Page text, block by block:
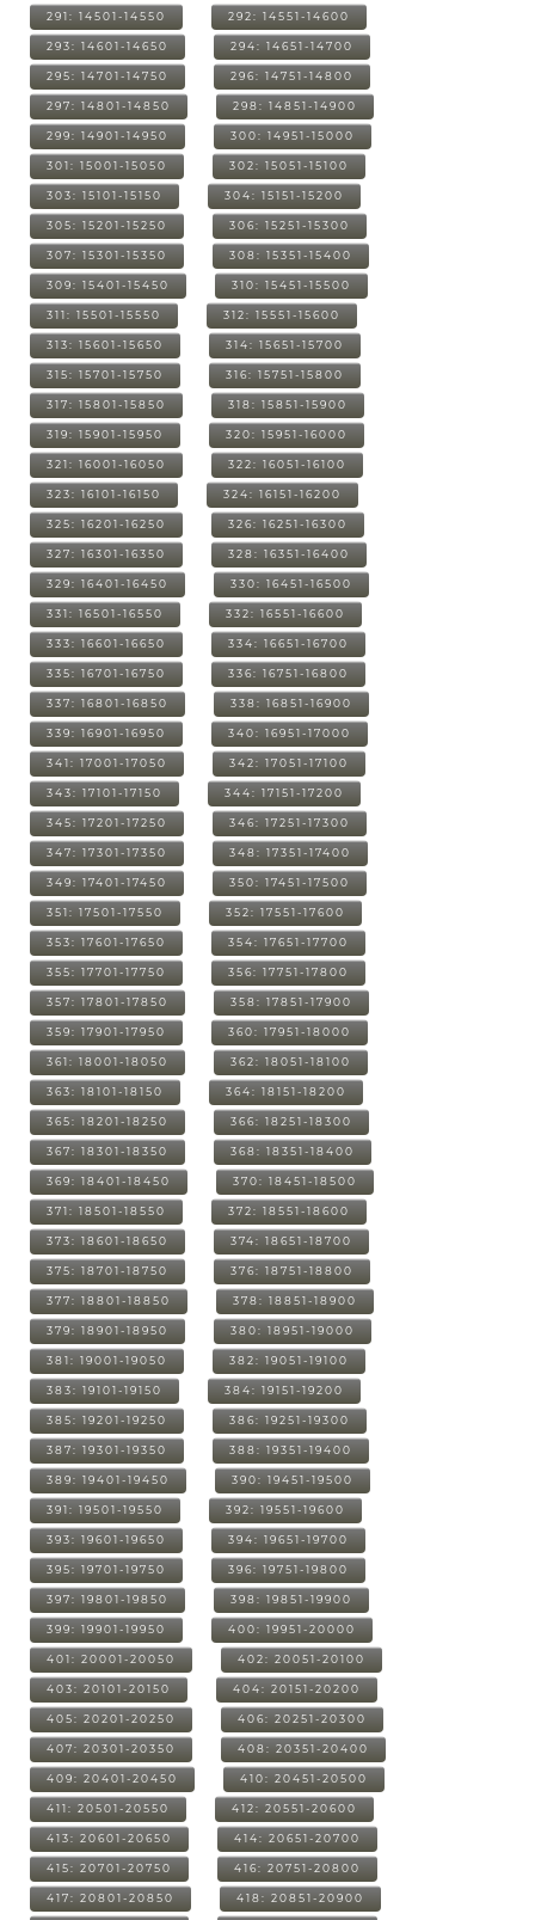
291: 14501-14550 292: 14551-14600
293: 14601-14650 294: 14651-14700
295: 14701-14750 296: 14751-14800
297: 14801-14850 298: 14851-14900
299: 14901-14950 300: 14951-15000
301: 15001-15050 302: 15051-15100
303: 15101-15150 304: 15151-15200
305: 15201-15250 306: 15251-15300
307: 15301-15350 308: 15351-15400
309: 15401-15450 310: 15451-15500
311: 15501-15550 312: 15551-15600
313: 15601-15650 314: 15651-15700
315: 15701-15750 316: 15751-15800
317: 15801-15850 318: 15851-15900
319: 15901-15950 320: 15951-16000
321: 16001-16050 322: 16051-16100
323: 16101-16150 324: 16151-16200
325: 16201-16250 326: 16251-16300
327: 16301-16350 328: 16351-16400
329: 16401-16450 330: 16451-16500
331: 16501-16550 332: 16551-16600
333: 16601-16650 334: 16651-16700
335: 16701-16750 336: 16751-16800
337: 16801-16850 338: 16851-16900
339: 16901-16950 340: 16951-17000
341: 17001-17050 342: 17051-17100
343: 17101-17150 344: 17151-17200
345: 17201-17250 346: 17251-17300
347: 17301-17350 348: 17351-17400
349: 17401-17450 350: 17451-17500
351: 17501-17550 352: 17551-17600
353: 17601-17650 354: 17651-17700
355: 17701-17750 356: 17751-17800
357: 17801-17850 358: 17851-17900
359: 17901-17950 360: 17951-18000
361: 18001-18050 362: 18051-18100
363: 18101-18150 364: 18151-18200
365: 18201-18250 366: 18251-18300
367: 18301-18350 368: 18351-18400
369: 18401-18450 370: 18451-18500
371: 18501-18550 372: 18551-18600
373: 18601-18650 374: 18651-18700
375: 18701-18750 376: 18751-18800
377: 18801-18850 378: 18851-18900
379: 18901-18950 380: 18951-19000
381: 19001-19050 382: 19051-19100
383: 19101-19150 384: 19151-19200
385: 19201-19250 386: 19251-19300
387: 19301-19350 388: 19351-19400
389: 19401-19450 390: 19451-19500
391: 19501-19550 392: 19551-19600
393: 19601-19650 394: 19651-19700
395: 19701-19750 396: 19751-19800
397: 19801-19850 398: 19851-19900
399: 19901-19950 400: 19951-20000
401: 20001-20050 402: 20051-20100
403: 20101-20150 404: 20151-20200
405: 20201-20250 406: 20251-20300
407: 20301-20350 408: 20351-20400
409: 20401-20450 410: 20451-20500
411: 20501-20550 412: 20551-20600
413: 20601-20650 414: 20651-20700
415: 20701-20750 416: 20751-20800
417: 20801-20850 418: 20851-20900